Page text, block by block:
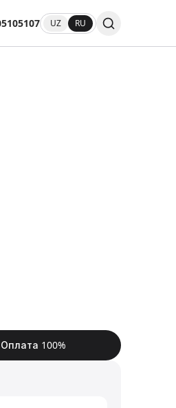
UZ RU
Оплата 100%